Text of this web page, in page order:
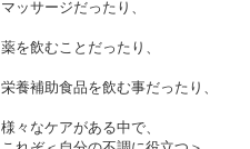
マッサージだったり、
薬を飲むことだったり、
栄養補助食品を飲む事だったり、
様々なケアがある中で、